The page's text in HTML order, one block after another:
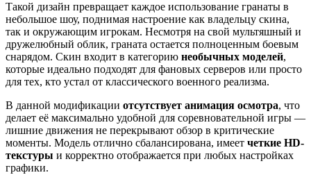
Такой дизайн превращает каждое использование гранаты в
небольшое шоу, поднимая настроение как владельцу скина,
так и окружающим игрокам. Несмотря на свой мультяшный и
дружелюбный облик, граната остается полноценным боевым
снарядом. Скин входит в категорию необычных моделей,
которые идеально подходят для фановых серверов или просто
для тех, кто устал от классического военного реализма.
В данной модификации отсутствует анимация осмотра, что
делает её максимально удобной для соревновательной игры —
лишние движения не перекрывают обзор в критические
моменты. Модель отлично сбалансирована, имеет четкие HD-
текстуры и корректно отображается при любых настройках
графики.